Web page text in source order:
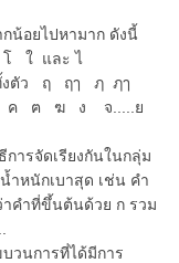
อยไปหามาก ดังนี้
ละ ไ
งตัว ฤ ฤๅ ฦ ฦๅ
ฃ ค ฅ ฆ ง จ.....ย
รจัดเรียงกันในกลุ่ม
หนักเบาสุด เช่น คำ
คำที่ขึ้นต้นด้วย ก รวม
นการที่ได้มีการ